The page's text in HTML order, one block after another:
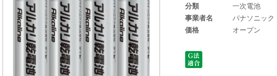
分類
一次電池
事業者名
パナソニック
価格
オープン